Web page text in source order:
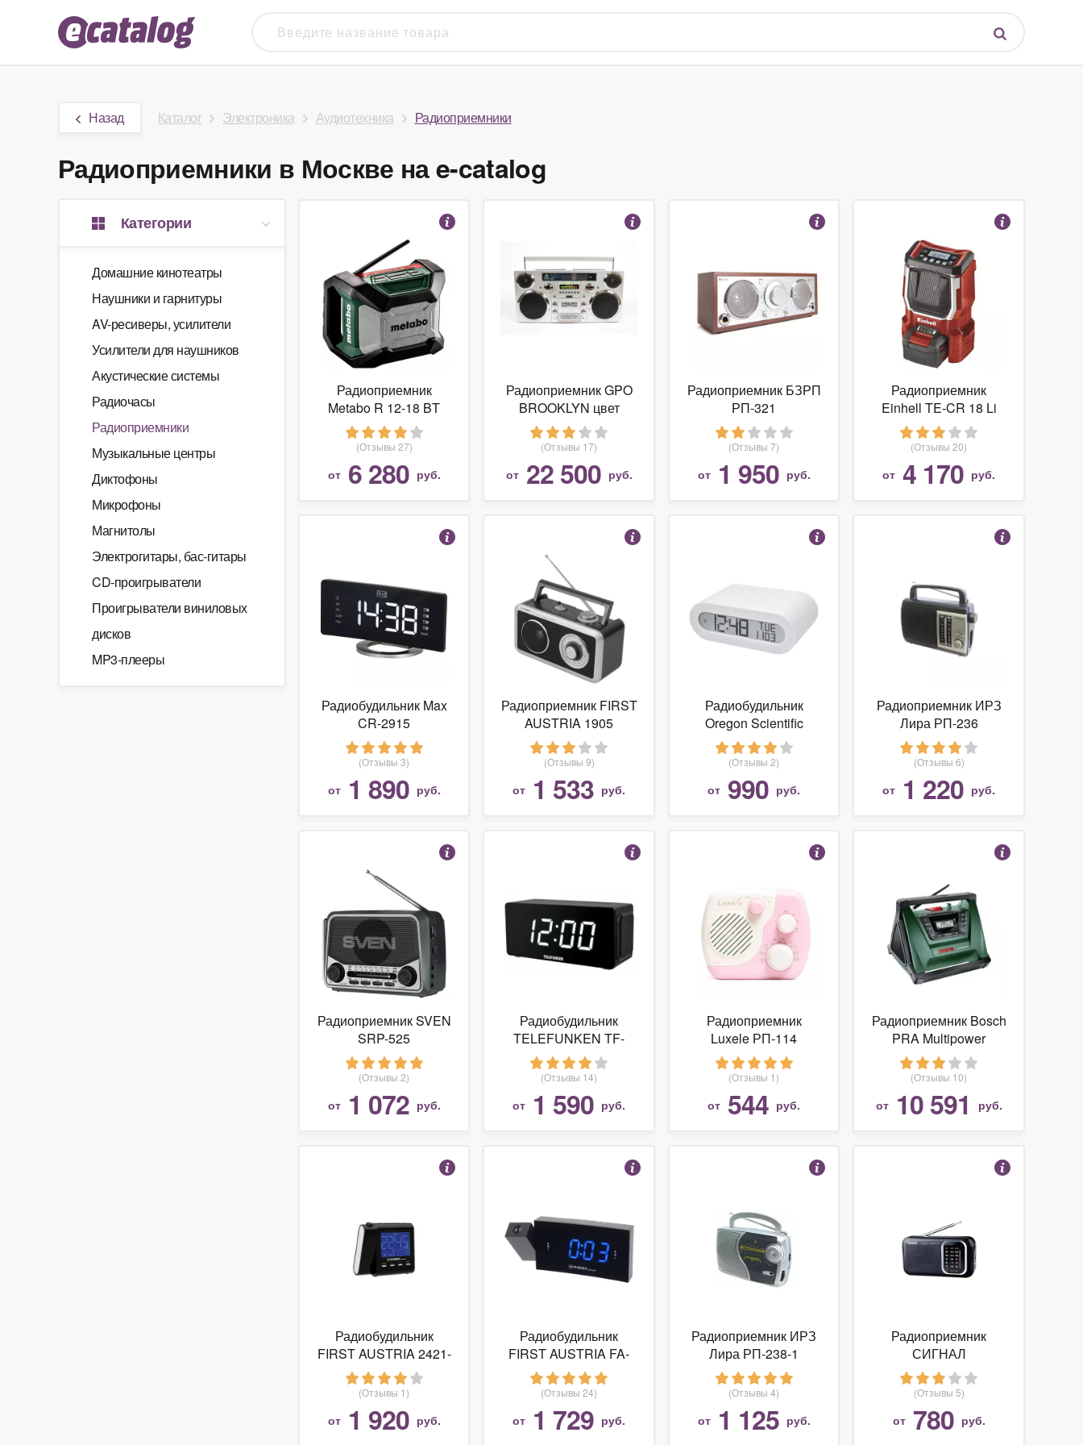
Назад Каталог Электроника Аудиотехника Радиоприемники
Радиоприемники в Москве на e-catalog
Категории
Домашние кинотеатры
Наушники и гарнитуры
AV-ресиверы, усилители
Усилители для наушников
Акустические системы
Радиочасы
Радиоприемники
Музыкальные центры
Диктофоны
Микрофоны
Магнитолы
Электрогитары, бас-гитары
CD-проигрыватели
Проигрыватели виниловых
дисков
MP3-плееры
Радиоприемник
Metabo R 12-18 BT
(6.007778.50)
(Отзывы 27)
от 6 280 руб.
Радиоприемник GPO
BROOKLYN цвет
серебристый серый
(Отзывы 17)
от 22 500 руб.
Радиоприемник БЗРП
РП-321
(Отзывы 7)
от 1 950 руб.
Радиоприемник
Einhell TE-CR 18 Li
(Отзывы 20)
от 4 170 руб.
Радиобудильник Max
CR-2915
(Отзывы 3)
от 1 890 руб.
Радиоприемник FIRST
AUSTRIA 1905
(Отзывы 9)
от 1 533 руб.
Радиобудильник
Oregon Scientific
RRM116
(Отзывы 2)
от 990 руб.
Радиоприемник ИРЗ
Лира РП-236
(Отзывы 6)
от 1 220 руб.
Радиоприемник SVEN
SRP-525
(Отзывы 2)
от 1 072 руб.
Радиобудильник
TELEFUNKEN TF-
1566U
(Отзывы 14)
от 1 590 руб.
Радиоприемник
Luxele РП-114
(Отзывы 1)
от 544 руб.
Радиоприемник Bosch
PRA Multipower
(Отзывы 10)
от 10 591 руб.
Радиобудильник
FIRST AUSTRIA 2421-
1
(Отзывы 1)
от 1 920 руб.
Радиобудильник
FIRST AUSTRIA FA-
2421-8
(Отзывы 24)
от 1 729 руб.
Радиоприемник ИРЗ
Лира РП-238-1
(Отзывы 4)
от 1 125 руб.
Радиоприемник
СИГНАЛ
ELECTRONICS
РП-202
(Отзывы 5)
от 780 руб.